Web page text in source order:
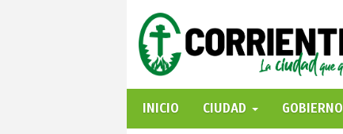
INICIO
CIUDAD GOBIERNO